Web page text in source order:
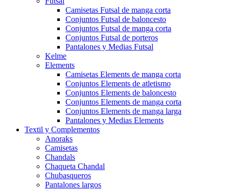
Camisetas Futsal de manga corta
Conjuntos Futsal de baloncesto
Conjuntos Futsal de manga corta
Conjuntos Futsal de porteros
Pantalones y Medias Futsal
Kelme
Elements
Camisetas Elements de manga corta
Conjuntos Elements de atletismo
Conjuntos Elements de baloncesto
Conjuntos Elements de manga corta
Conjuntos Elements de manga larga
Pantalones y Medias Elements
Textil y Complementos
Anoraks
Camisetas
Chandals
Chaqueta Chandal
Chubasqueros
Pantalones largos